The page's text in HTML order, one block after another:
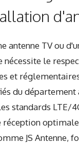
antenne TV ou
nécessite le
et
du
standards LTE/
réception
JS Antenne,